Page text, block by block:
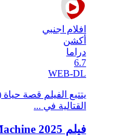
افلام اجنبي
أكشن
دراما
6.7
WEB-DL
يتتبع الفيلم قصة
القتالية في ...
فيلم The Smashing Machine 2025 مترجم HD